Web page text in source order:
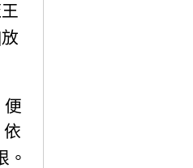
便
依
。